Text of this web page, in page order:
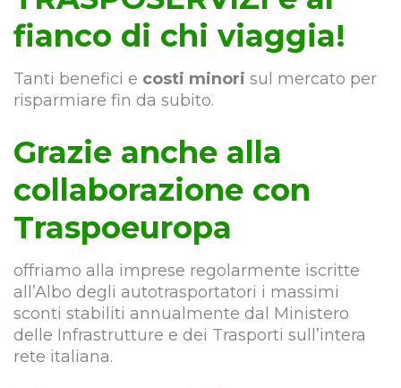
fianco di chi viaggia!
Tanti benefici e costi minori sul mercato per
risparmiare fin da subito.
Grazie anche alla
collaborazione con
Traspoeuropa
offriamo alla imprese regolarmente iscritte
all’Albo degli autotrasportatori i massimi
sconti stabiliti annualmente dal Ministero
delle Infrastrutture e dei Trasporti sull’intera
rete italiana.